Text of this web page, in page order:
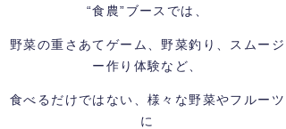
“食農”ブースでは、
野菜の重さあてゲーム、野菜釣り、スムージ
ー作り体験など、
食べるだけではない、様々な野菜やフルーツ
に